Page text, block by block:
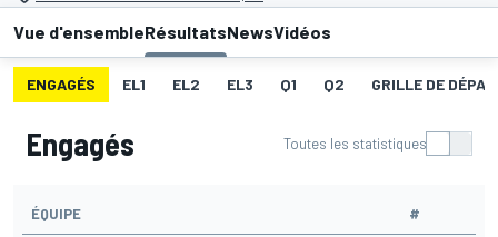
Vue d'ensembleRésultatsNewsVidéos
ENGAGÉS EL1 EL2 EL3 Q1 Q2 GRILLE DE
Engagés Toutes les statistiques
ÉQUIPE #